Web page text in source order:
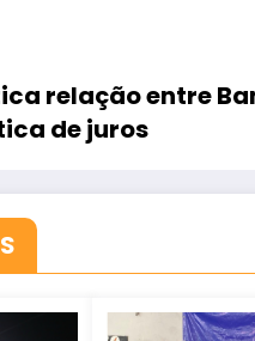
relação entre
de juros